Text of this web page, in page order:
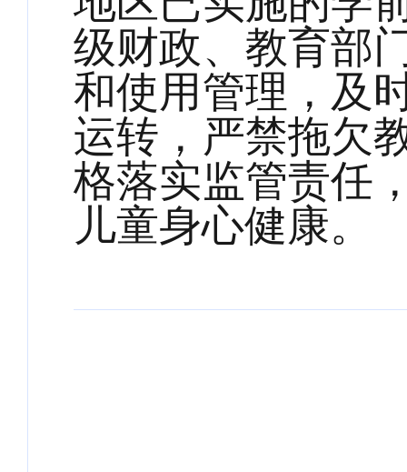
级财政、教育部
和使用管理，及
运转，严禁拖欠
格落实监管责任
儿童身心健康。